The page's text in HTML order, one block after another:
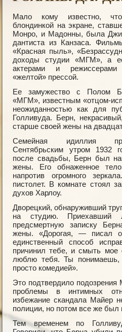
Мало кому известно,
блондинкой на экране,
Монро, и Мадонны, была
дантиста из Канзаса.
«Красная пыль»,
доходы студии «МГМ», а
актерами и
«желтой» прессой.
Ее замужество с Полом
«МГМ», известным «отцом-
неожиданностью как для
Голливуда. Берн,
старше своей жены на
Семейная идиллия
Сентябрьским утром 1932
после свадьбы, Берн был
жены. Его обнаженное
напротив огромного
пистолет. В комнате стоял
духов Харлоу.
Дворецкий, обнаруживший
на студию. Приехавший
предсмертную записку
жены. «Дорогая, — писал
единственный способ
причинил тебе, и смыть мое
люблю тебя. Ты
просто комедией».
Это подтвердило
проблемы в интимных
избежание скандала Майер
полиции, но потом все же был
Тем временем по